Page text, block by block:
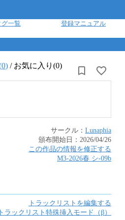
グ一覧 登録マニュアル
0) / お気に入り(0)
サークル： Lunaphia
頒布開始日： 2026/04/26
この作品の情報を修正する
M3-2026春 シ-09b
トラックリストを編集する
ラックリスト特殊挿入モード（β）